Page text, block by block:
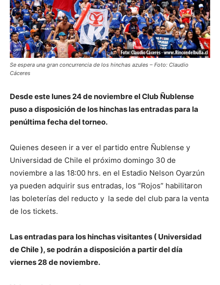
Se espera una gran concurrencia de los hinchas azules – Foto: Claudio
Cáceres
Desde este lunes 24 de noviembre el Club Ñublense
puso a disposición de los hinchas las entradas para la
penúltima fecha del torneo.
Quienes deseen ir a ver el partido entre Ñublense y
Universidad de Chile el próximo domingo 30 de
noviembre a las 18:00 hrs. en el Estadio Nelson Oyarzún
ya pueden adquirir sus entradas, los “Rojos” habilitaron
las boleterías del reducto y la sede del club para la venta
de los tickets.
Las entradas para los hinchas visitantes ( Universidad
de Chile ), se podrán a disposición a partir del día
viernes 28 de noviembre.